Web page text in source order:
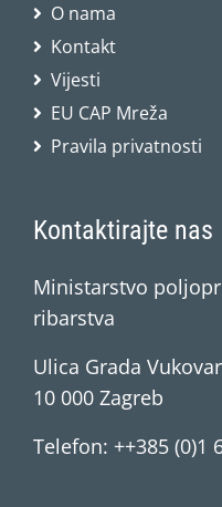
O nama
Kontakt
Vijesti
EU CAP Mreža
Pravila privatnosti
Kontaktirajte nas
Ministarstvo
ribarstva
Ulica Grada
10 000 Zagreb
Telefon: ++385 (0)1